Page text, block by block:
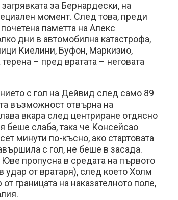
за Бернардески, на
момент. След това, преди
паметта на Алекс
дни в автомобилна катастрофа,
Киелини, Буфон, Маркизио,
– пред вратата – неговата
с гол на Дейвид след само 89
възможност отвърна на
вкара след центриране отдясно
беше слаба, така че Консейсао
минути по-късно, ако стартовата
с гол, не беше в засада.
пропусна в средата на първото
удар от вратаря), след което Холм
границата на наказателното поле,